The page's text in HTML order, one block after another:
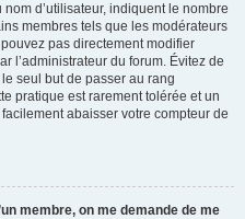
d’utilisateur, indiquent le nombre
membres tels que les modérateurs
pas directement modifier
l’administrateur du forum. Évitez de
seul but de passer au rang
pratique est rarement tolérée et un
abaisser votre compteur de
membre, on me demande de me